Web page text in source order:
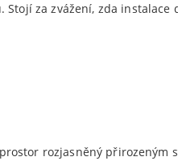
za zvážení, zda instalace
rozjasněný přirozeným